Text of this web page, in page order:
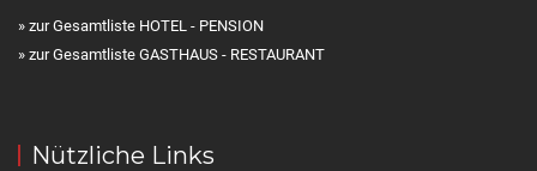
» zur Gesamtliste HOTEL - PENSION
» zur Gesamtliste GASTHAUS - RESTAURANT
Nützliche Links